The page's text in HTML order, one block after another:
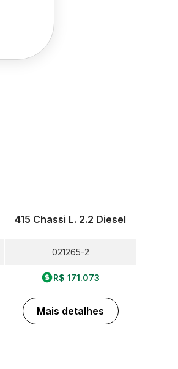
415 Chassi L. 2.2 Diesel
021265-2
R$ 171.073
Mais detalhes